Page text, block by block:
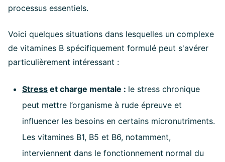
processus essentiels.
Voici quelques situations dans lesquelles un complexe
de vitamines B spécifiquement formulé peut s'avérer
particulièrement intéressant :
Stress et charge mentale : le stress chronique
peut mettre l’organisme à rude épreuve et
influencer les besoins en certains micronutriments.
Les vitamines B1, B5 et B6, notamment,
interviennent dans le fonctionnement normal du